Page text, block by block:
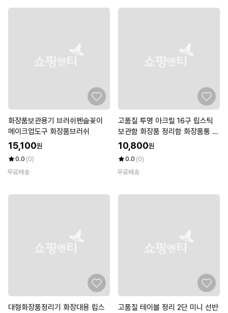
화장품보관용기 브러쉬펜슬꽂이
메이크업도구 화장품브러쉬
15,100원
0.0 (0)
무료배송
고품질 투명 아크릴 16구 립스틱
보관함 화장품 정리함 화장품통 립
밤공병 (WE5EDAC)
10,800원
0.0 (0)
무료배송
대형화장품정리기 화장대용 립스
고품질 테이블 정리 2단 미니 선반